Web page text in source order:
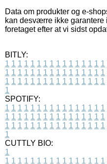
Data om produkter og e-
kan desværre ikke
foretaget efter at vi sidst
BITLY:
1 1 1 1 1 1 1 1 1 1 1 1 1 1 1 1
1 1 1 1 1 1 1 1 1 1 1 1 1 1 1 1
1 1 1 1 1 1 1 1 1 1 1 1 1 1 1 1
1
SPOTIFY:
1 1 1 1 1 1 1 1 1 1 1 1 1 1 1 1
1 1 1 1 1 1 1 1 1 1 1 1 1 1 1 1
1 1 1 1 1 1 1 1 1 1 1 1 1 1 1 1
1
CUTTLY BIO:
1
1 1 1 1 1 1 1 1 1 1 1 1 1 1 1 1